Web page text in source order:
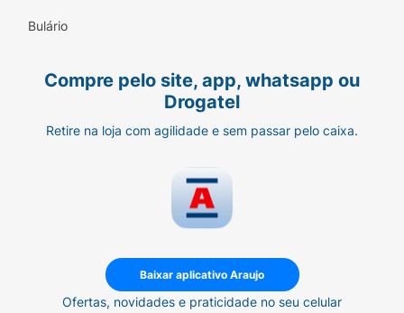
Bulário
Compre pelo site, app, whatsapp ou
Drogatel
Retire na loja com agilidade e sem passar pelo caixa.
Baixar aplicativo Araujo
Ofertas, novidades e praticidade no seu celular